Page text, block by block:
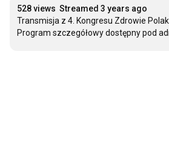
528 views Streamed 3 years ago
Transmisja z 4. Kongresu Zdrowie
Program szczegółowy dostępny pod